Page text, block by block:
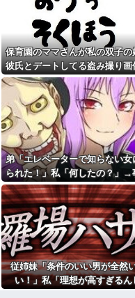
ママ友に久しぶりにＬＩＮ
したら「子供二人とも私立に
わせたら2000万円くらいかか
ちゃう」と自慢された
俺の宝物であるマンガを無
で彼女が捨てた。なので彼女
精神的に追い詰めた結果
母「事故だったのよ」家族
「母さんがわざとやるはずな
い」→嫁が毒を飲まされ子ど
を失ったのに信じてもらえ
私「耳を切られてるんです
ど？」美容師「大した傷じゃ
くて良かったですね」→その
き直った態度に腹が立ち…
退職してしばらく経った頃
元職場の取引先から連絡が来
た。話を聞くと納得できない
容で…
【復讐】 絶対に「植えて
けない植物」を小学校に植え
→20年経って見に行くと…
「！？」衝撃の光景が・・・
トメ「この子は義実家の顔
ゃない！嫁が義妹旦那とフリ
したのよ！」私「DNA鑑定
保育園のママさんが私の双子の
彼氏とデートしてる盗み撮り画
見せて「あとはわかるよね？と
えず5万を家に持ってきて」と
てきた
弟「エレベーターで知らない女
られた！」私「何したの？」→
を聞いた家族全員が「それは自
得」と呆れてしまい…
従姉妹「条件のいい男が全然
い！」私「理想が高すぎるん